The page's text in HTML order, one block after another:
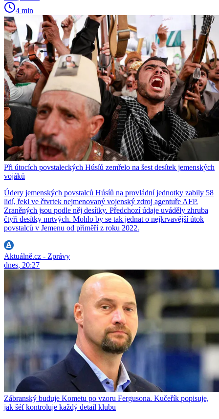
4 min
Při útocích povstaleckých Húsíů zemřelo na šest desítek jemenských
vojáků
Údery jemenských povstalců Húsíů na provládní jednotky zabily 58
lidí, řekl ve čtvrtek nejmenovaný vojenský zdroj agentuře AFP.
Zraněných jsou podle něj desítky. Předchozí údaje uváděly zhruba
čtyři desítky mrtvých. Mohlo by se tak jednat o nejkrvavější útok
povstalců v Jemenu od příměří z roku 2022.
Aktuálně.cz - Zprávy
dnes, 20:27
Zábranský buduje Kometu po vzoru Fergusona. Kučeřík popisuje,
jak šéf kontroluje každý detail klubu